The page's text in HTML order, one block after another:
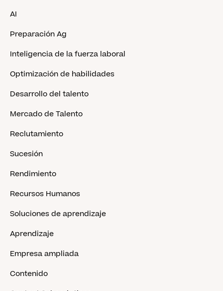
AI
Preparación Ag
Inteligencia de la fuerza laboral
Optimización de habilidades
Desarrollo del talento
Mercado de Talento
Reclutamiento
Sucesión
Rendimiento
Recursos Humanos
Soluciones de aprendizaje
Aprendizaje
Empresa ampliada
Contenido